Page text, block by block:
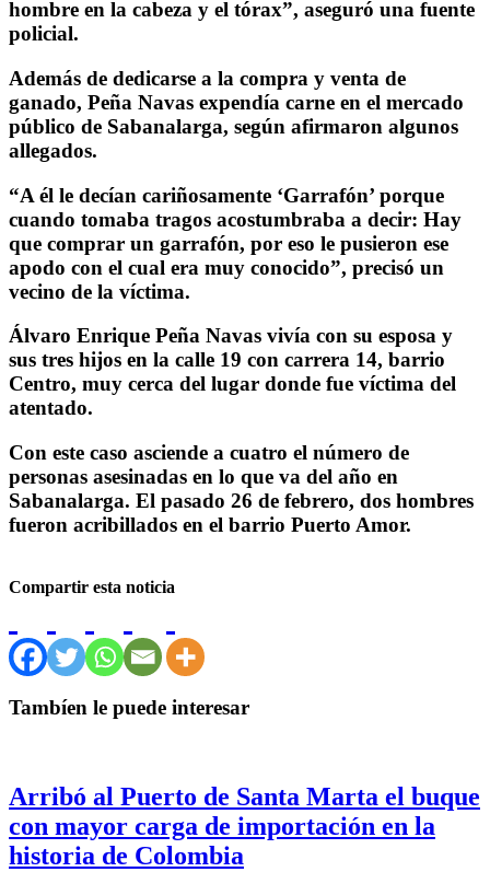
hombre en la cabeza y el tórax”, aseguró una fuente
policial.
Además de dedicarse a la compra y venta de
ganado, Peña Navas expendía carne en el mercado
público de Sabanalarga, según afirmaron algunos
allegados.
“A él le decían cariñosamente ‘Garrafón’ porque
cuando tomaba tragos acostumbraba a decir: Hay
que comprar un garrafón, por eso le pusieron ese
apodo con el cual era muy conocido”, precisó un
vecino de la víctima.
Álvaro Enrique Peña Navas vivía con su esposa y
sus tres hijos en la calle 19 con carrera 14, barrio
Centro, muy cerca del lugar donde fue víctima del
atentado.
Con este caso asciende a cuatro el número de
personas asesinadas en lo que va del año en
Sabanalarga. El pasado 26 de febrero, dos hombres
fueron acribillados en el barrio Puerto Amor.
Compartir esta noticia
Tambíen le puede interesar
Arribó al Puerto de Santa Marta el buque
con mayor carga de importación en la
historia de Colombia